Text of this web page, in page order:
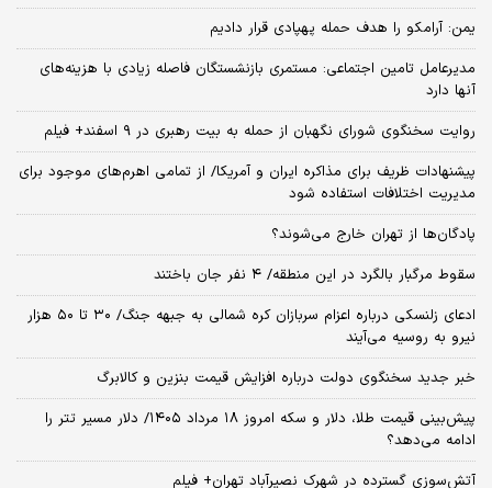
یمن: آرامکو را هدف حمله پهپادی قرار دادیم
مدیرعامل تامین اجتماعی: مستمری بازنشستگان فاصله زیادی با هزینه‌های
آنها دارد
روایت سخنگوی شورای نگهبان از حمله به بیت رهبری در ۹ اسفند+ فیلم
پیشنهادات ظریف برای مذاکره ایران و آمریکا/ از تمامی اهرم‌های موجود برای
مدیریت اختلافات استفاده شود
پادگان‌ها از تهران خارج می‌شوند؟
سقوط مرگبار بالگرد در این منطقه/ ۴ نفر جان باختند
ادعای زلنسکی درباره اعزام سربازان کره شمالی به جبهه جنگ/ ۳۰ تا ۵۰ هزار
نیرو به روسیه می‌آیند
خبر جدید سخنگوی دولت درباره افزایش قیمت بنزین و کالابرگ
پیش‌بینی قیمت طلا، دلار و سکه امروز ۱۸ مرداد ۱۴۰۵/ دلار مسیر تتر را
ادامه می‌دهد؟
آتش‌سوزی گسترده در شهرک نصیرآباد تهران+ فیلم